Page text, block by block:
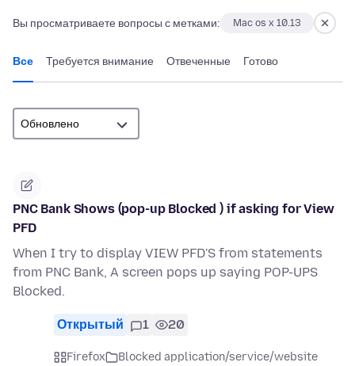
Вы просматриваете вопросы с метками: Mac os x 10.13
Все Требуется внимание Отвеченные Готово
PNC Bank Shows (pop-up Blocked ) if asking for View
PFD
When I try to display VIEW PFD'S from statements
from PNC Bank, A screen pops up saying POP-UPS
Blocked.
Открытый 1 20
Firefox
Blocked application/service/website